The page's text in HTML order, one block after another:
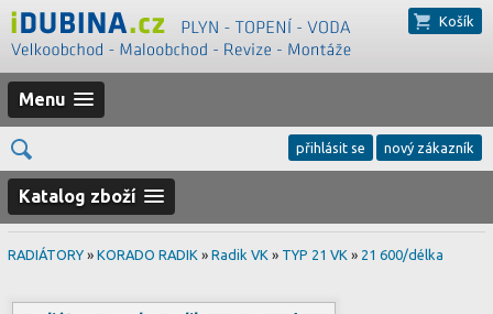
Košík
Menu
přihlásit se nový zákazník
Katalog zboží
RADIÁTORY » KORADO RADIK » Radik VK » TYP 21 VK » 21 600/délka